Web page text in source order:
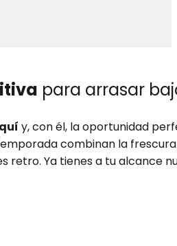
para arrasar
y, con él, la oportunidad
combinan la
retro. Ya tienes a tu alcance